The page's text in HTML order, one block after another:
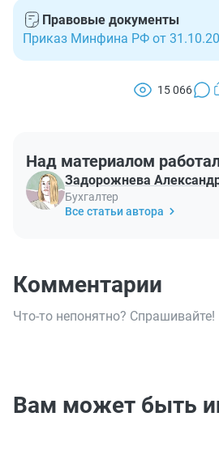
Правовые документы
Приказ Минфина РФ от
15 066
Над материалом
Задорожнева
Бухгалтер
Все статьи автора
Комментарии
Что-то непонятно? Спрашивайте!
Вам может быть